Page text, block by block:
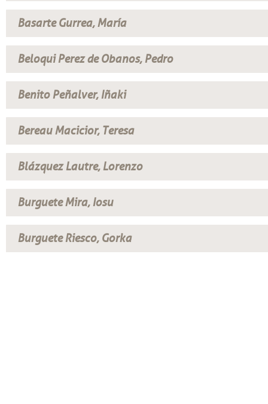
Basarte Gurrea, María
Beloqui Perez de Obanos, Pedro
Benito Peñalver, Iñaki
Bereau Macicior, Teresa
Blázquez Lautre, Lorenzo
Burguete Mira, Iosu
Burguete Riesco, Gorka